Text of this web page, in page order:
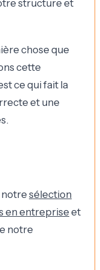
structure et
chose que
cette
ce qui fait la
et une
sélection
en entreprise et
notre